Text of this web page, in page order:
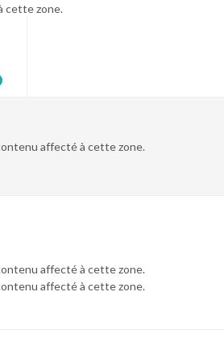
cette zone.
affecté à cette zone.
affecté à cette zone.
affecté à cette zone.